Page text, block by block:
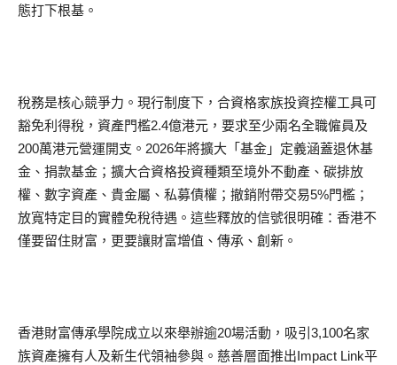
態打下根基。
稅務是核心競爭力。現行制度下，合資格家族投資控權工具可
豁免利得稅，資產門檻2.4億港元，要求至少兩名全職僱員及
200萬港元營運開支。2026年將擴大「基金」定義涵蓋退休基
金、捐款基金；擴大合資格投資種類至境外不動產、碳排放
權、數字資產、貴金屬、私募債權；撤銷附帶交易5%門檻；
放寬特定目的實體免稅待遇。這些釋放的信號很明確：香港不
僅要留住財富，更要讓財富增值、傳承、創新。
香港財富傳承學院成立以來舉辦逾20場活動，吸引3,100名家
族資產擁有人及新生代領袖參與。慈善層面推出Impact Link平